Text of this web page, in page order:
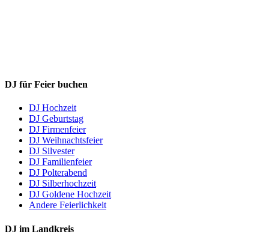
DJ für Feier buchen
DJ Hochzeit
DJ Geburtstag
DJ Firmenfeier
DJ Weihnachtsfeier
DJ Silvester
DJ Familienfeier
DJ Polterabend
DJ Silberhochzeit
DJ Goldene Hochzeit
Andere Feierlichkeit
DJ im Landkreis